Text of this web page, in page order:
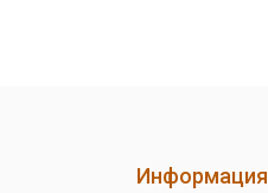
Информация